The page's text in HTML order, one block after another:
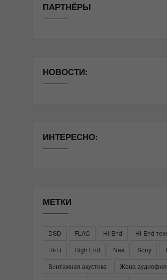
ПАРТНЁРЫ
НОВОСТИ:
ИНТЕРЕСНО:
МЕТКИ
DSD FLAC Hi-End
Hi-End
Hi-Fi
High End Nas Sony
Винтажная акустика
Жена